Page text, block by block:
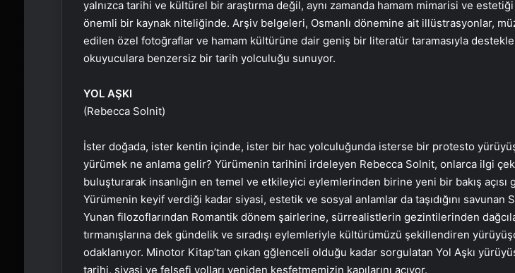
yalnızca tarihi ve kültürel bir araştırma değil, aynı zamanda hamam mimarisi ve estetiği
önemli bir kaynak niteliğinde. Arşiv belgeleri, Osmanlı dönemine ait illüstrasyonlar,
edilen özel fotoğraflar ve hamam kültürüne dair geniş bir literatür taramasıyla
okuyuculara benzersiz bir tarih yolculuğu sunuyor.
YOL AŞKI
(Rebecca Solnit)
İster doğada, ister kentin içinde, ister bir hac yolculuğunda isterse bir protesto
yürümek ne anlama gelir? Yürümenin tarihini irdeleyen Rebecca Solnit, onlarca ilgi
buluşturarak insanlığın en temel ve etkileyici eylemlerinden birine yeni bir bakış açısı
Yürümenin keyif verdiği kadar siyasi, estetik ve sosyal anlamlar da taşıdığını savunan
Yunan filozoflarından Romantik dönem şairlerine, sürrealistlerin gezintilerinden
tırmanışlarına dek gündelik ve sıradışı eylemleriyle kültürümüzü şekillendiren
odaklanıyor. Minotor Kitap’tan çıkan gğlenceli olduğu kadar sorgulatan Yol Aşkı
tarihi, siyasi ve felsefi yolları yeniden keşfetmemizin kapılarını açıyor.